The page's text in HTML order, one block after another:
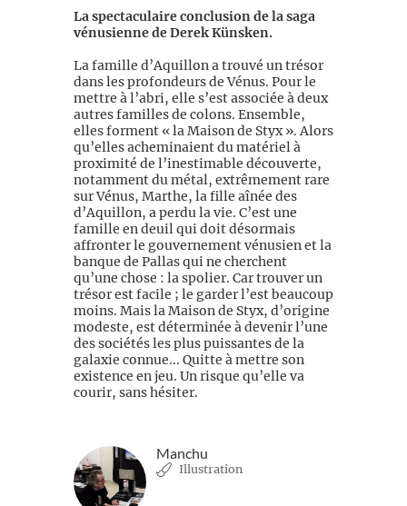
La spectaculaire conclusion de la saga
vénusienne de Derek Künsken.
La famille d’Aquillon a trouvé un trésor
dans les profondeurs de Vénus. Pour le
mettre à l’abri, elle s’est associée à deux
autres familles de colons. Ensemble,
elles forment « la Maison de Styx ». Alors
qu’elles acheminaient du matériel à
proximité de l’inestimable découverte,
notamment du métal, extrêmement rare
sur Vénus, Marthe, la fille aînée des
d’Aquillon, a perdu la vie. C’est une
famille en deuil qui doit désormais
affronter le gouvernement vénusien et la
banque de Pallas qui ne cherchent
qu’une chose : la spolier. Car trouver un
trésor est facile ; le garder l’est beaucoup
moins. Mais la Maison de Styx, d’origine
modeste, est déterminée à devenir l’une
des sociétés les plus puissantes de la
galaxie connue... Quitte à mettre son
existence en jeu. Un risque qu’elle va
courir, sans hésiter.
Manchu
Illustration